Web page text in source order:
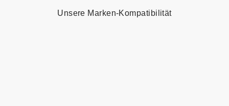
Unsere Marken-Kompatibilität